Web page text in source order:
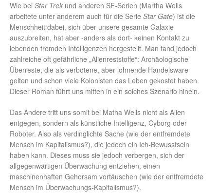
Wie bei Star Trek und anderen SF-Serien (Martha Wells
arbeitete unter anderem auch für die Serie Star Gate) ist die
Menschheit dabei, sich über unsere gesamte Galaxie
auszubreiten, hat aber -anders als dort- keinen Kontakt zu
lebenden fremden Intelligenzen hergestellt. Man fand jedoch
zahlreiche oft gefährliche „Alienreststoffe“: Archäologische
Überreste, die als verbotene, aber lohnende Handelsware
gelten und schon viele Kolonisten das Leben gekostet haben.
Dieser Roman führt uns mitten in ein solches Szenario hinein.
Das Andere tritt uns somit bei Matha Wells nicht als Alien
entgegen, sondern als künstliche Intelligenz, Cyborg oder
Roboter. Also als verdinglichte Sache (wie der entfremdete
Mensch im Kapitalismus?), die jedoch ein Ich-Bewusstsein
haben kann. Dieses muss sie jedoch verbergen, sich der
allgegenwärtigen Überwachung entziehen, einen
maschinenhaften Gehorsam vortäuschen (wie der entfremdete
Mensch im Überwachungs-Kapitalismus?).